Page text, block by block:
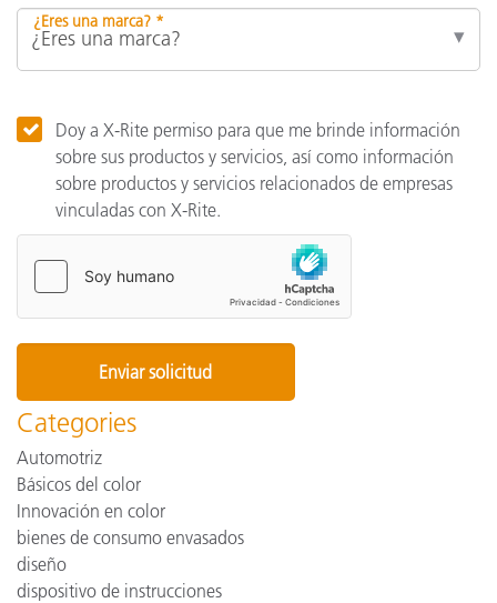
¿Eres una marca? *
Doy a X-Rite permiso para que me brinde información
sobre sus productos y servicios, así como información
sobre productos y servicios relacionados de empresas
vinculadas con X-Rite.
Categories
Automotriz
Básicos del color
Innovación en color
bienes de consumo envasados
diseño
dispositivo de instrucciones